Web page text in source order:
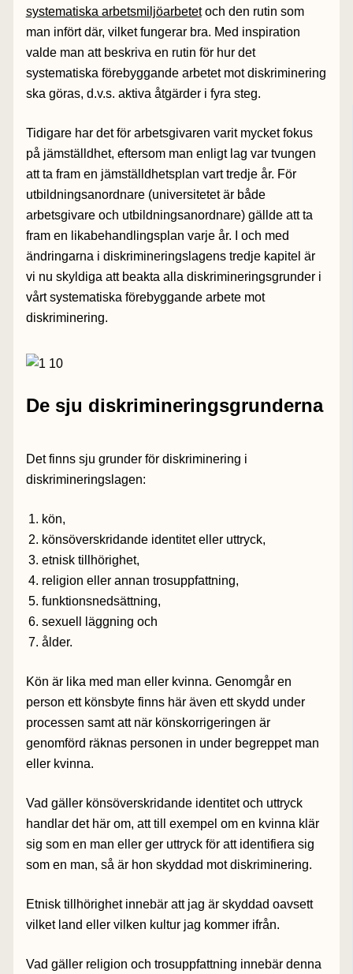
systematiska arbetsmiljöarbetetoch den rutin som
man infört där, vilket fungerar bra. Med inspiration
valde man att beskriva en rutin för hur det
systematiska förebyggande arbetet mot diskriminering
ska göras, d.v.s. aktiva åtgärder i fyra steg.
Tidigare har det för arbetsgivaren varit mycket fokus
på jämställdhet, eftersom man enligt lag var tvungen
att ta fram en jämställdhetsplan vart tredje år. För
utbildningsanordnare (universitetet är både
arbetsgivare och utbildningsanordnare) gällde att ta
fram en likabehandlingsplan varje år. I och med
ändringarna i diskrimineringslagens tredje kapitel är
vi nu skyldiga att beakta alla diskrimineringsgrunder i
vårt systematiska förebyggande arbete mot
diskriminering.
De sju diskrimineringsgrunderna
Det finns sju grunder för diskriminering i
diskrimineringslagen:
kön,
könsöverskridande identitet eller uttryck,
etnisk tillhörighet,
religion eller annan trosuppfattning,
funktionsnedsättning,
sexuell läggning och
ålder.
Kön är lika med man eller kvinna. Genomgår en
person ett könsbyte finns här även ett skydd under
processen samt att när könskorrigeringen är
genomförd räknas personen in under begreppet man
eller kvinna.
Vad gäller könsöverskridande identitet och uttryck
handlar det här om, att till exempel om en kvinna klär
sig som en man eller ger uttryck för att identifiera sig
som en man, så är hon skyddad mot diskriminering.
Etnisk tillhörighet innebär att jag är skyddad oavsett
vilket land eller vilken kultur jag kommer ifrån.
Vad gäller religion och trosuppfattning innebär denna